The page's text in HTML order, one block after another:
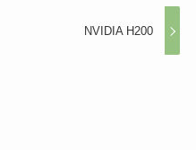
NVIDIA H200